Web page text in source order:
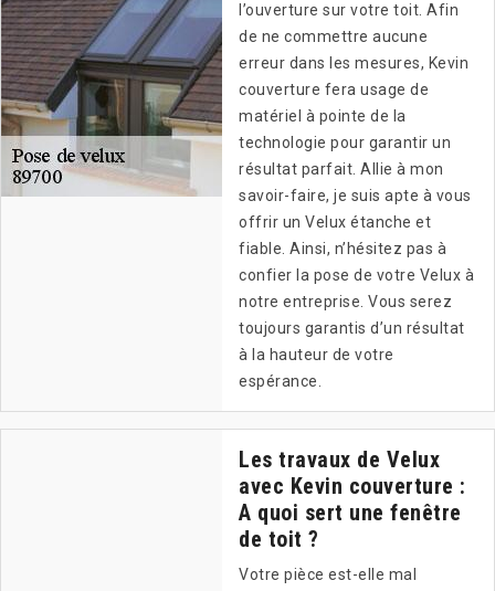
l’ouverture sur votre toit. Afin
de ne commettre aucune
erreur dans les mesures, Kevin
couverture fera usage de
matériel à pointe de la
technologie pour garantir un
résultat parfait. Allie à mon
savoir-faire, je suis apte à vous
offrir un Velux étanche et
fiable. Ainsi, n’hésitez pas à
confier la pose de votre Velux à
notre entreprise. Vous serez
toujours garantis d’un résultat
à la hauteur de votre
espérance.
Les travaux de Velux
avec Kevin couverture :
A quoi sert une fenêtre
de toit ?
Votre pièce est-elle mal